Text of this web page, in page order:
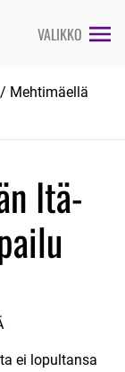
VALIKKO
/ Mehtimäellä
Itä-
ei lopultansa